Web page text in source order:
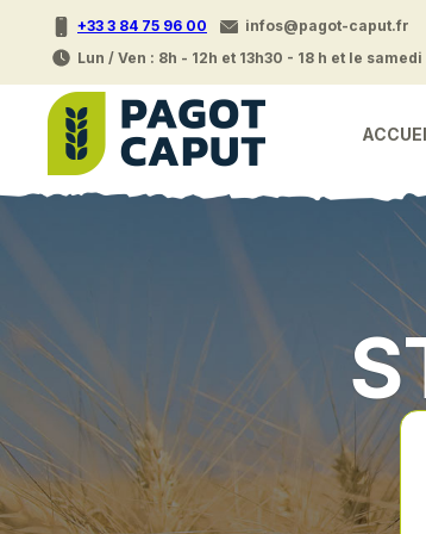
+33 3 84 75 96 00
infos@pagot-caput.fr
Lun / Ven : 8h - 12h et 13h30 - 18 h et le